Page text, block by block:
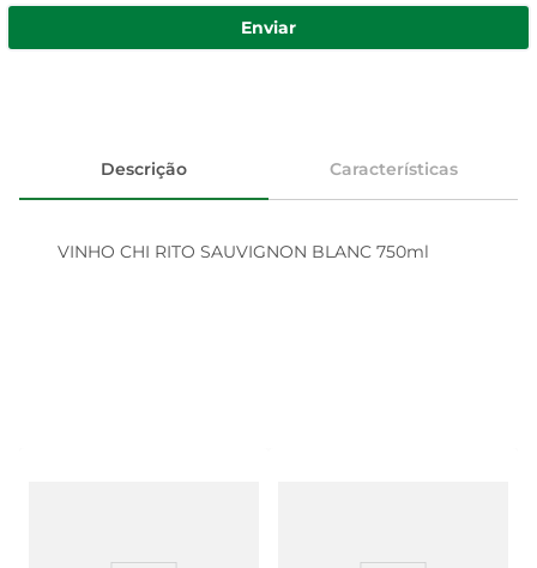
Enviar
Descrição Características
VINHO CHI RITO SAUVIGNON BLANC 750ml